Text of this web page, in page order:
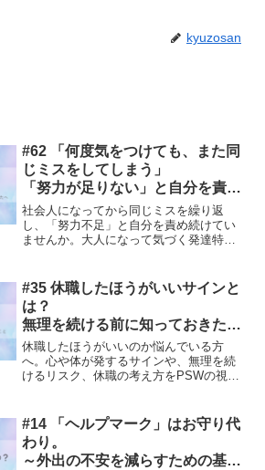
kyuzosan
#62 「何度気をつけても、また同
じミスをしてしまう」
「努力が足りない」と自分を責め
続けてきたあなたへ
社会人になってから同じミスを繰り返
し、「努力不足」と自分を責め続けてい
ませんか。大人になって気づく発達特性
ための記事です。
#35 休職したほうがいいサインと
は？
無理を続ける前に知っておきたい
「心と体のサイン」
休職したほうがいいのか悩んでいる方
へ。心や体が発するサインや、無理を続
けるリスク、休職の考え方をPSWの視点
#14 「ヘルプマーク」はお守り代
わり。
～外出の不安を減らすための基礎